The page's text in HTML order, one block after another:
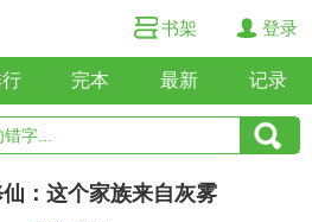
书架 登录
完本 最新 记录
：这个家族来自灰雾